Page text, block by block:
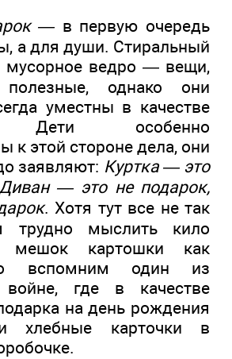
— в первую очередь
а для души. Стиральный
мусорное ведро — вещи,
полезные, однако они
уместны в качестве
Дети особенно
к этой стороне дела, они
заявляют: Куртка — это
— это не подарок,
. Хотя тут все не так
трудно мыслить кило
мешок картошки как
вспомним один из
где в качестве
на день рождения
хлебные карточки в